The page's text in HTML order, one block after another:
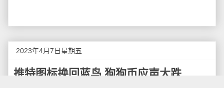
2023年4月7日星期五
推特图标换回蓝鸟 狗狗币应声大跌